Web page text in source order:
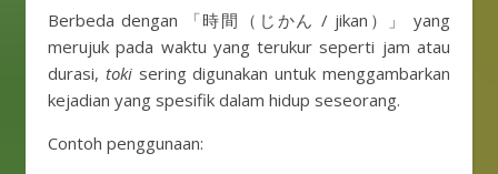
Berbeda dengan 「時間（じかん / jikan）」 yang
merujuk pada waktu yang terukur seperti jam atau
durasi, tokisering digunakan untuk menggambarkan
kejadian yang spesifik dalam hidup seseorang.
Contoh penggunaan: